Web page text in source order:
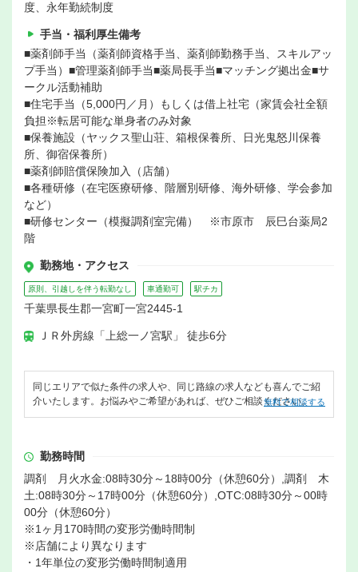
度、永年勤続制度
手当・福利厚生備考
■薬剤師手当（薬剤師資格手当、薬剤師勤務手当、スキルアッ
プ手当）■管理薬剤師手当■薬局長手当■マッチング拠出金■サ
ークル活動補助
■住宅手当（5,000円／月）もしくは借上社宅（家賃会社全額
負担※転居可能な単身者のみ対象
■保養施設（ヤックス聖山荘、箱根保養所、日光鬼怒川保養
所、御宿保養所）
■薬剤師賠償保険加入（店舗）
■各種研修（在宅医療研修、階層別研修、海外研修、学会参加
など）
■研修センター（模擬調剤室完備） ※市原市 辰巳台薬局2
階
勤務地・アクセス
原則、引越しを伴う転勤なし 車通勤可 駅チカ
千葉県長生郡一宮町一宮2445-1
ＪＲ外房線「上総一ノ宮駅」 徒歩6分
同じエリアで似た条件の求人や、同じ路線の求人なども喜んでご紹
介いたします。お悩みやご希望があれば、ぜひご相談ください。
無料で相談する
勤務時間
調剤 月火水金:08時30分～18時00分（休憩60分）,調剤 木
土:08時30分～17時00分（休憩60分）,OTC:08時30分～00時
00分（休憩60分）
※1ヶ月170時間の変形労働時間制
※店舗により異なります
・1年単位の変形労働時間制適用